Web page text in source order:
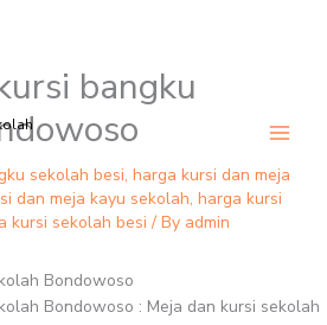
bangku
sekolah besi, harga kursi dan meja
dan meja kayu sekolah, harga kursi
kursi sekolah besi / By admin
Bondowoso
Bondowoso : Meja dan kursi sekolah